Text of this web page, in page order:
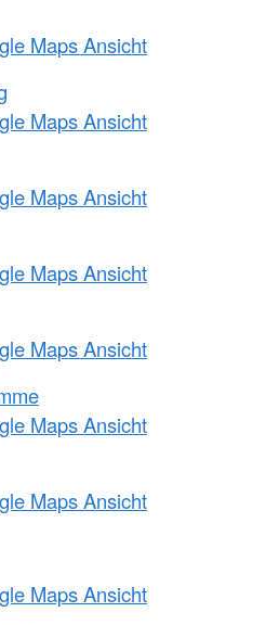
Maps Ansicht
Maps Ansicht
Maps Ansicht
Maps Ansicht
Maps Ansicht
Maps Ansicht
Maps Ansicht
Maps Ansicht